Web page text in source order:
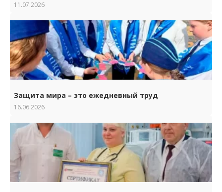
11.07.2026
Защита мира – это ежедневный труд
16.06.2026